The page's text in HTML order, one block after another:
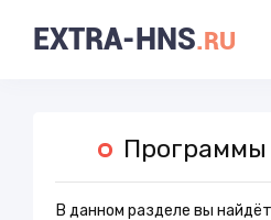
EXTRA-HNS.RU
Программы
В данном разделе вы